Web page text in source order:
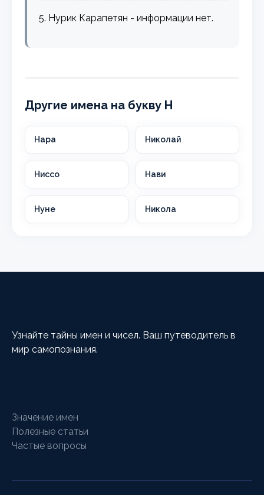
5. Нурик Карапетян - информации нет.
Другие имена на букву Н
Нара Николай
Ниссо Нави
Нуне Никола
Узнайте тайны имен и чисел. Ваш путеводитель в
мир самопознания.
Значение имен
Полезные статьи
Частые вопросы